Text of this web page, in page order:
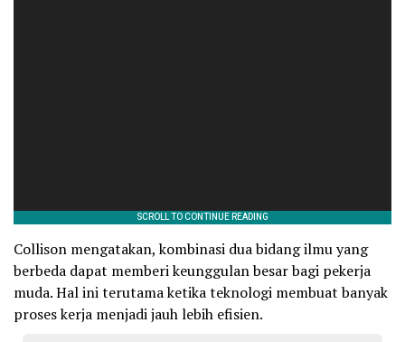
Collison mengatakan, kombinasi dua bidang ilmu yang
berbeda dapat memberi keunggulan besar bagi pekerja
muda. Hal ini terutama ketika teknologi membuat banyak
proses kerja menjadi jauh lebih efisien.